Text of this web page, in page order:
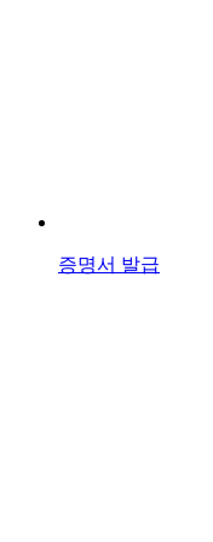
증명서 발급